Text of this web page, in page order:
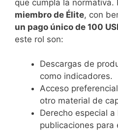
que cumpla la normativa.
miembro de Élite, con
un pago único de 100
este rol son:
Descargas de
como indicadores.
Acceso
otro material de
Derecho especial
publicaciones para